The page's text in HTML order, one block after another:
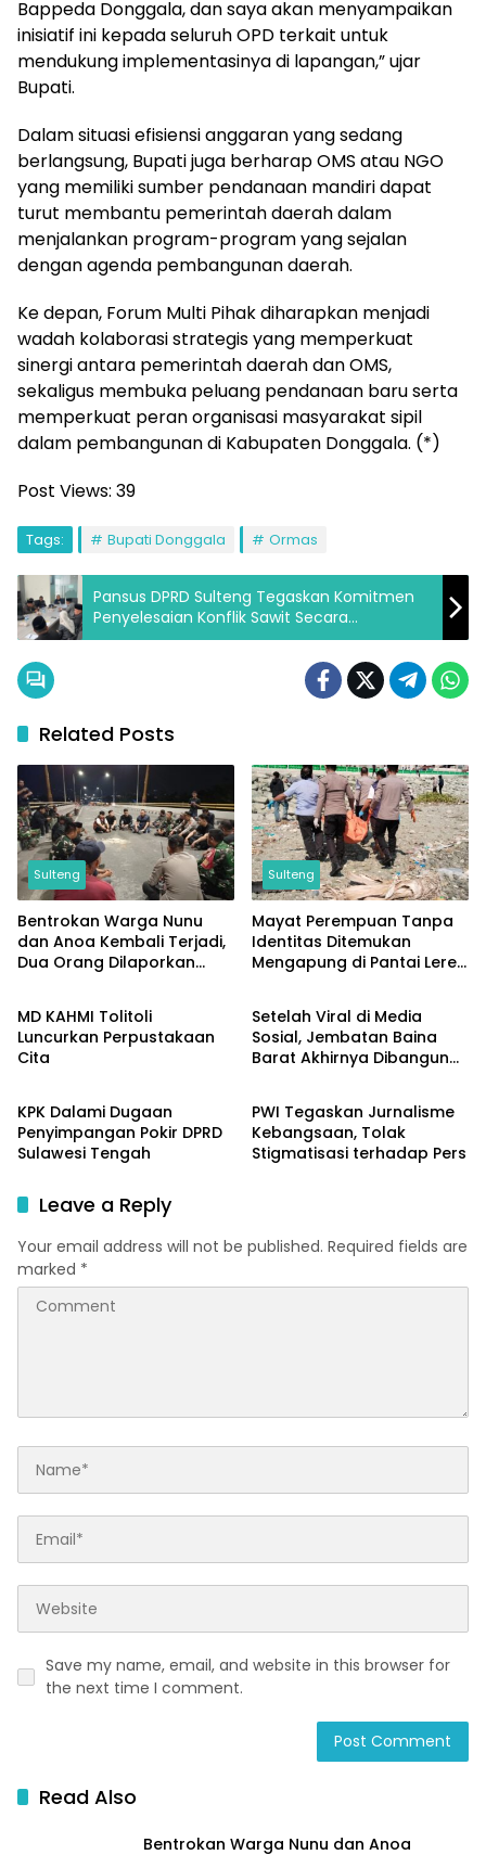
Bappeda Donggala, dan saya akan menyampaikan
inisiatif ini kepada seluruh OPD terkait untuk
mendukung implementasinya di lapangan,” ujar
Bupati.
Dalam situasi efisiensi anggaran yang sedang
berlangsung, Bupati juga berharap OMS atau NGO
yang memiliki sumber pendanaan mandiri dapat
turut membantu pemerintah daerah dalam
menjalankan program-program yang sejalan
dengan agenda pembangunan daerah.
Ke depan, Forum Multi Pihak diharapkan menjadi
wadah kolaborasi strategis yang memperkuat
sinergi antara pemerintah daerah dan OMS,
sekaligus membuka peluang pendanaan baru serta
memperkuat peran organisasi masyarakat sipil
dalam pembangunan di Kabupaten Donggala. (*)
Post Views: 39
Tags: Bupati Donggala Ormas
Pansus DPRD Sulteng Tegaskan Komitmen
Penyelesaian Konflik Sawit Secara
Transparan
Related Posts
Sulteng
Bentrokan Warga Nunu
dan Anoa Kembali Terjadi,
Dua Orang Dilaporkan
Sulteng
Mayat Perempuan Tanpa
Identitas Ditemukan
Mengapung di Pantai Lere,
Sulteng
MD KAHMI Tolitoli
Luncurkan Perpustakaan
Cita
Sulteng
Setelah Viral di Media
Sosial, Jembatan Baina
Barat Akhirnya Dibangun
Sulteng
KPK Dalami Dugaan
Penyimpangan Pokir DPRD
Sulawesi Tengah
Sulteng
PWI Tegaskan Jurnalisme
Kebangsaan, Tolak
Stigmatisasi terhadap Pers
Leave a Reply
Your email address will not be published. Required fields are
marked *
Save my name, email, and website in this browser for
the next time I comment.
Read Also
Bentrokan Warga Nunu dan Anoa